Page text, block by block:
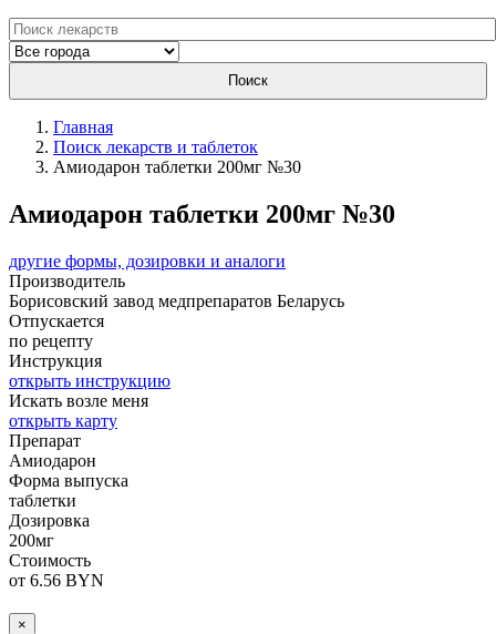
Поиск
Главная
Поиск лекарств и таблеток
Амиодарон таблетки 200мг №30
Амиодарон таблетки 200мг №30
другие формы, дозировки и аналоги
Производитель
Борисовский завод медпрепаратов Беларусь
Отпускается
по рецепту
Инструкция
открыть инструкцию
Искать возле меня
открыть карту
Препарат
Амиодарон
Форма выпуска
таблетки
Дозировка
200мг
Стоимость
от 6.56 BYN
×